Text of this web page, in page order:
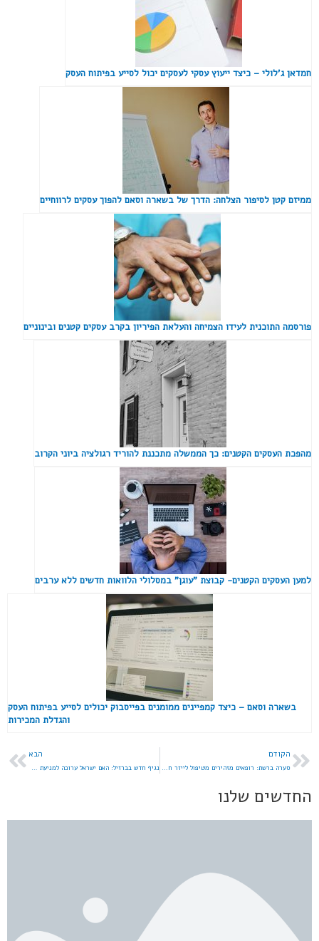
חמדאן ג'לולי – כיצד ייעוץ עסקי לעסקים יכול לסייע בפיתוח העסק
ממיזם קטן לסיפור הצלחה: הדרך של בשארה וסאם להפוך עסקים לרווחיים
פורסמה התוכנית לעידו הצמיחה והעלאת הפיריון בקרב עסקים קטנים ובינוניים
מהפכת העסקים הקטנים: כך הממשלה מתכננת להוריד רגולציה ביוני הקרוב
למען העסקים הקטנים- קבוצת "עוגן" במסלולי הלוואות חדשים ללא ערבים
בשארה וסאם – כיצד קמפיינים ממומנים בפייסבוק יכולים לסייע בפיתוח העסק
והגדלת המכירות
הקודם
סערה ברשת: רופאים מזהירים מטיפול לייזר חדש שצובר תאוצה בטיקטוק
הבא
נגיף חדש בברזיל: האם ישראל ערוכה למניעת התפרצות?
החדשים שלנו